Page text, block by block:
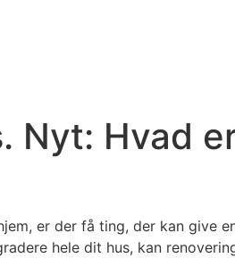
Nyt: Hvad
er der få ting, der kan give
hele dit hus, kan